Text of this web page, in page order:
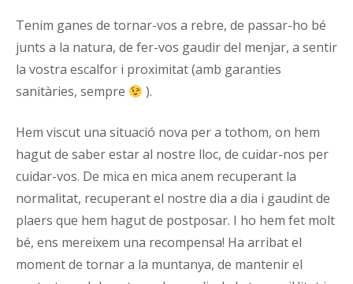
Tenim ganes de tornar-vos a rebre, de passar-ho bé
junts a la natura, de fer-vos gaudir del menjar, a sentir
la vostra escalfor i proximitat (amb garanties
sanitàries, sempre
).
Hem viscut una situació nova per a tothom, on hem
hagut de saber estar al nostre lloc, de cuidar-nos per
cuidar-vos. De mica en mica anem recuperant la
normalitat, recuperant el nostre dia a dia i gaudint de
plaers que hem hagut de postposar. I ho hem fet molt
bé, ens mereixem una recompensa! Ha arribat el
moment de tornar a la muntanya, de mantenir el